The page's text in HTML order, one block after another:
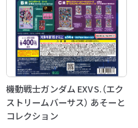
機動戦士ガンダム EXVS.（エク
ストリームバーサス） あそーと
コレクション